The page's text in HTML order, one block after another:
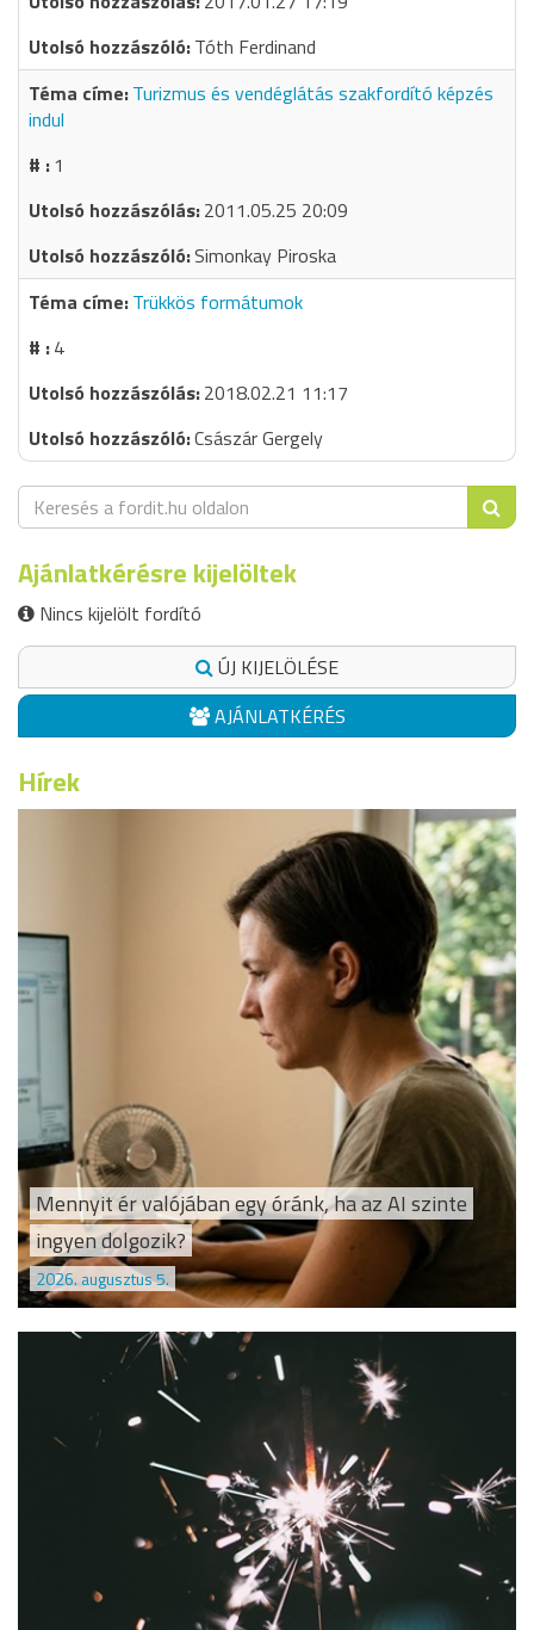
Tóth Ferdinand
Turizmus és vendéglátás szakfordító képzés
indul
1
2011.05.25 20:09
Simonkay Piroska
Trükkös formátumok
4
2018.02.21 11:17
Császár Gergely
Ajánlatkérésre kijelöltek
Nincs kijelölt fordító
ÚJ KIJELÖLÉSE
AJÁNLATKÉRÉS
Hírek
Mennyit ér valójában egy óránk, ha az AI szinte
ingyen dolgozik?
2026. augusztus 5.